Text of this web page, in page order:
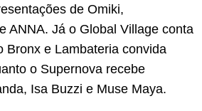
de Omiki,
ANNA. Já o Global Village conta
Bronx e Lambateria convida
o Supernova recebe
Isa Buzzi e Muse Maya.